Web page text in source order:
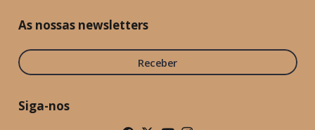
As nossas newsletters
Receber
Siga-nos